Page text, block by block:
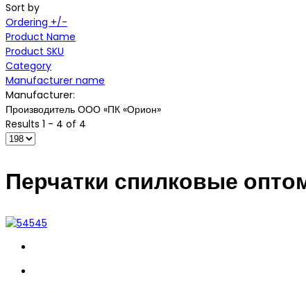
Sort by
Ordering +/-
Product Name
Product SKU
Category
Manufacturer name
Manufacturer:
Производитель ООО «ПК «Орион»
Results 1 - 4 of 4
Перчатки спилковые